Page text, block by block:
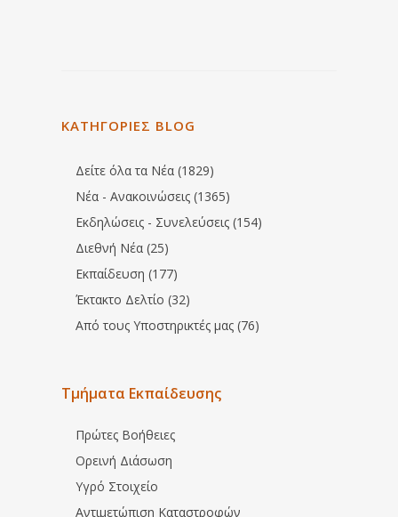
ΚΑΤΗΓΟΡΙΕΣ BLOG
Δείτε όλα τα Νέα (1829)
Νέα - Ανακοινώσεις (1365)
Εκδηλώσεις - Συνελεύσεις (154)
Διεθνή Νέα (25)
Εκπαίδευση (177)
Έκτακτο Δελτίο (32)
Από τους Υποστηρικτές μας (76)
Τμήματα Εκπαίδευσης
Πρώτες Βοήθειες
Ορεινή Διάσωση
Υγρό Στοιχείο
Αντιμετώπιση Καταστροφών